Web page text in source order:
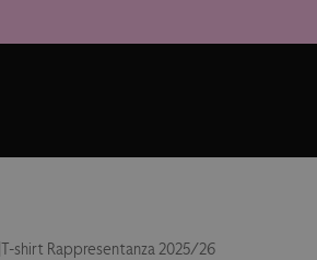
T-shirt Rappresentanza 2025/26